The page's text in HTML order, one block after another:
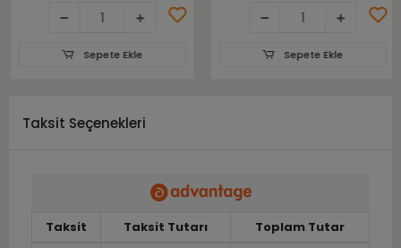
Sepete Ekle Sepete Ekle
Taksit Seçenekleri
Taksit Taksit Tutarı
Toplam Tutar